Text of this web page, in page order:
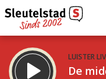
LUISTER
De